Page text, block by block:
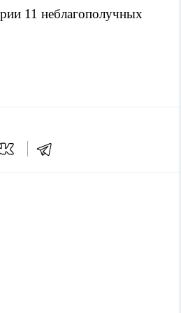
11 неблагополучных